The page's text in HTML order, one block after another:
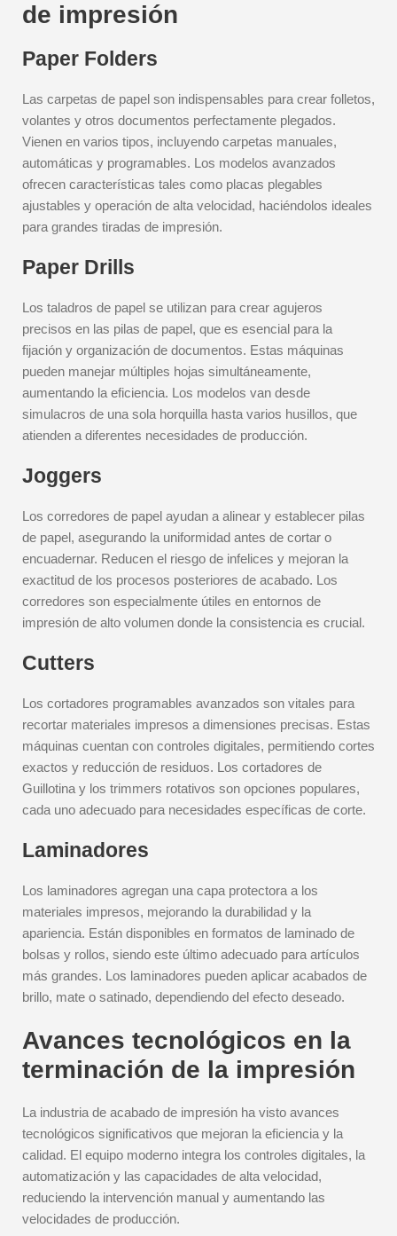
de impresión
Paper Folders
Las carpetas de papel son indispensables para crear folletos,
volantes y otros documentos perfectamente plegados.
Vienen en varios tipos, incluyendo carpetas manuales,
automáticas y programables. Los modelos avanzados
ofrecen características tales como placas plegables
ajustables y operación de alta velocidad, haciéndolos ideales
para grandes tiradas de impresión.
Paper Drills
Los taladros de papel se utilizan para crear agujeros
precisos en las pilas de papel, que es esencial para la
fijación y organización de documentos. Estas máquinas
pueden manejar múltiples hojas simultáneamente,
aumentando la eficiencia. Los modelos van desde
simulacros de una sola horquilla hasta varios husillos, que
atienden a diferentes necesidades de producción.
Joggers
Los corredores de papel ayudan a alinear y establecer pilas
de papel, asegurando la uniformidad antes de cortar o
encuadernar. Reducen el riesgo de infelices y mejoran la
exactitud de los procesos posteriores de acabado. Los
corredores son especialmente útiles en entornos de
impresión de alto volumen donde la consistencia es crucial.
Cutters
Los cortadores programables avanzados son vitales para
recortar materiales impresos a dimensiones precisas. Estas
máquinas cuentan con controles digitales, permitiendo cortes
exactos y reducción de residuos. Los cortadores de
Guillotina y los trimmers rotativos son opciones populares,
cada uno adecuado para necesidades específicas de corte.
Laminadores
Los laminadores agregan una capa protectora a los
materiales impresos, mejorando la durabilidad y la
apariencia. Están disponibles en formatos de laminado de
bolsas y rollos, siendo este último adecuado para artículos
más grandes. Los laminadores pueden aplicar acabados de
brillo, mate o satinado, dependiendo del efecto deseado.
Avances tecnológicos en la
terminación de la impresión
La industria de acabado de impresión ha visto avances
tecnológicos significativos que mejoran la eficiencia y la
calidad. El equipo moderno integra los controles digitales, la
automatización y las capacidades de alta velocidad,
reduciendo la intervención manual y aumentando las
velocidades de producción.